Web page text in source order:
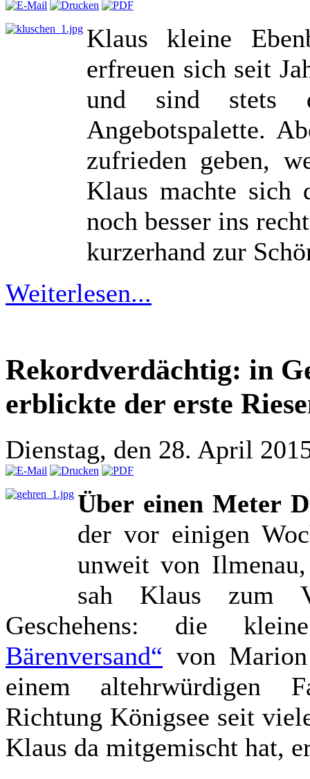
Klaus kleine
erfreuen sich seit
und sind stets
Angebotspalette.
zufrieden geben,
Klaus machte sich
noch besser ins
kurzerhand zur
Weiterlesen...
Rekordverdächtig: in
erblickte der erste
Dienstag, den 28. April
Über einen Meter
der vor einigen
unweit von
sah Klaus zum
Geschehens: die
Bärenversand“ von
einem altehrwürdigen
Richtung Königsee seit
Klaus da mitgemischt hat,